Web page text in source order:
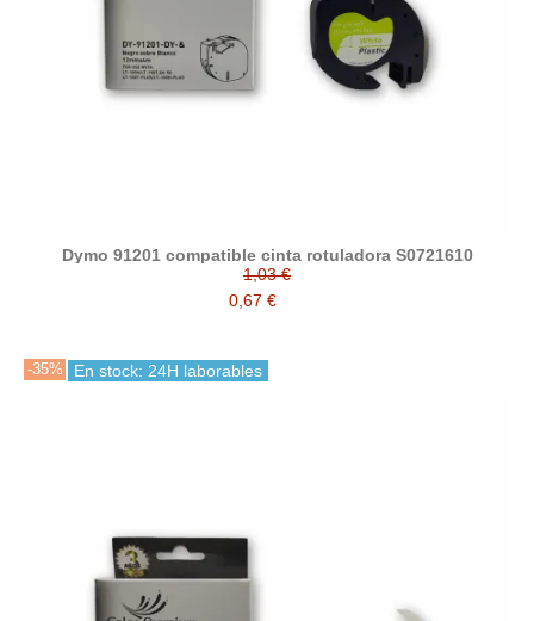
Dymo 91201 compatible cinta rotuladora S0721610
1,03 €
0,67 €
-35% En stock: 24H laborables